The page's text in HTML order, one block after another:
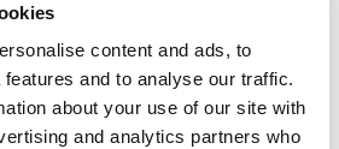
content and ads, to
and to analyse our traffic.
about your use of our site with
and analytics partners who
besser ist. Aus Kundensicht kann
Produkt als ein Neuprodukt
eine längere Nutzung der
darin enthaltenen Materialien kann
werden. Wie unterscheidet